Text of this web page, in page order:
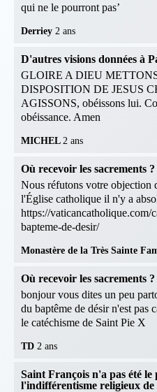
qui ne le pourront pas’
Derriey 2 ans
D'autres visions données à
GLOIRE A DIEU
DISPOSITION DE JESUS
AGISSONS, obéissons lui.
obéissance. Amen
MICHEL 2 ans
Où recevoir les sacrements ?
Nous réfutons votre objection
l'Église catholique il n'y a
https://vaticancatholique.com/
bapteme-de-desir/
Monastère de la Très Sainte
Où recevoir les sacrements ?
bonjour vous dites un peu
du baptême de désir n'est pas
le catéchisme de Saint Pie X
TD 2 ans
Saint François n'a pas été le
l'indifférentisme religieux de